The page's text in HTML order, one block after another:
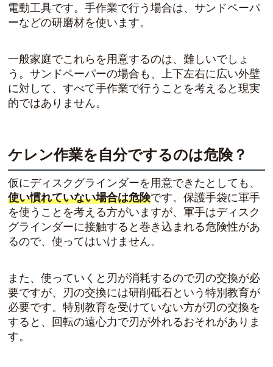
電動工具です。手作業で行う場合は、サンドペーパ
ーなどの研磨材を使います。
一般家庭でこれらを用意するのは、難しいでしょ
う。サンドペーパーの場合も、上下左右に広い外壁
に対して、すべて手作業で行うことを考えると現実
的ではありません。
ケレン作業を自分でするのは危険？
仮にディスクグラインダーを用意できたとしても、
使い慣れていない場合は危険です。保護手袋に軍手
を使うことを考える方がいますが、軍手はディスク
グラインダーに接触すると巻き込まれる危険性があ
るので、使ってはいけません。
また、使っていくと刃が消耗するので刃の交換が必
要ですが、刃の交換には研削砥石という特別教育が
必要です。特別教育を受けていない方が刃の交換を
すると、回転の遠心力で刃が外れるおそれがありま
す。